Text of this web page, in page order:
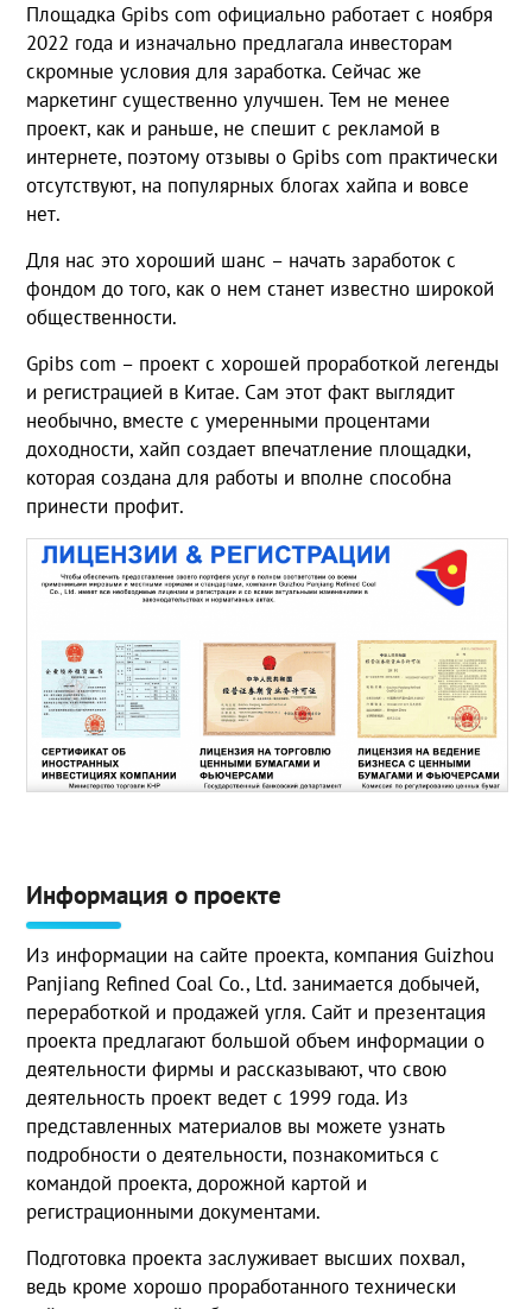
Площадка Gpibs com официально работает с ноября
2022 года и изначально предлагала инвесторам
скромные условия для заработка. Сейчас же
маркетинг существенно улучшен. Тем не менее
проект, как и раньше, не спешит с рекламой в
интернете, поэтому отзывы о Gpibs com практически
отсутствуют, на популярных блогах хайпа и вовсе
нет.
Для нас это хороший шанс – начать заработок с
фондом до того, как о нем станет известно широкой
общественности.
Gpibs com – проект с хорошей проработкой легенды
и регистрацией в Китае. Сам этот факт выглядит
необычно, вместе с умеренными процентами
доходности, хайп создает впечатление площадки,
которая создана для работы и вполне способна
принести профит.
Информация о проекте
Из информации на сайте проекта, компания Guizhou
Panjiang Refined Coal Co., Ltd. занимается добычей,
переработкой и продажей угля. Сайт и презентация
проекта предлагают большой объем информации о
деятельности фирмы и рассказывают, что свою
деятельность проект ведет с 1999 года. Из
представленных материалов вы можете узнать
подробности о деятельности, познакомиться с
командой проекта, дорожной картой и
регистрационными документами.
Подготовка проекта заслуживает высших похвал,
ведь кроме хорошо проработанного технически